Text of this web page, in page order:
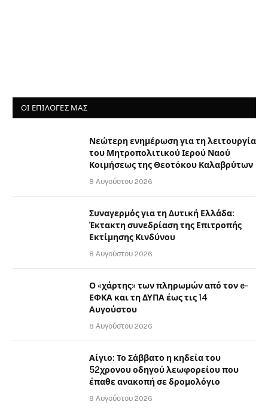
ΟΙ ΕΠΙΛΟΓΈΣ ΜΑΣ
Νεώτερη ενημέρωση για τη λειτουργία
του Μητροπολιτικού Ιερού Ναού
Κοιμήσεως της Θεοτόκου Καλαβρύτων
8 Αυγούστου 2026
Συναγερμός για τη Δυτική Ελλάδα:
Έκτακτη συνεδρίαση της Επιτροπής
Εκτίμησης Κινδύνου
8 Αυγούστου 2026
Ο «χάρτης» των πληρωμών από τον e-
ΕΦΚΑ και τη ΔΥΠΑ έως τις 14
Αυγούστου
8 Αυγούστου 2026
Αίγιο: Το Σάββατο η κηδεία του
52χρονου οδηγού λεωφορείου που
έπαθε ανακοπή σε δρομολόγιο
8 Αυγούστου 2026